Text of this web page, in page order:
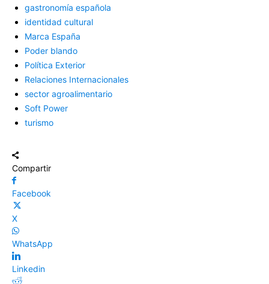
gastronomía española
identidad cultural
Marca España
Poder blando
Política Exterior
Relaciones Internacionales
sector agroalimentario
Soft Power
turismo
Compartir
Facebook
X
WhatsApp
Linkedin